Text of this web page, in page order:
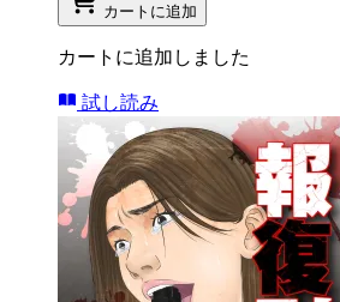
カートに追加
カートに追加しました
試し読み